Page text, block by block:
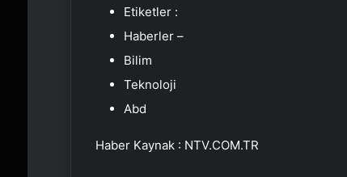
Etiketler :
Haberler –
Bilim
Teknoloji
Abd
Haber Kaynak : NTV.COM.TR